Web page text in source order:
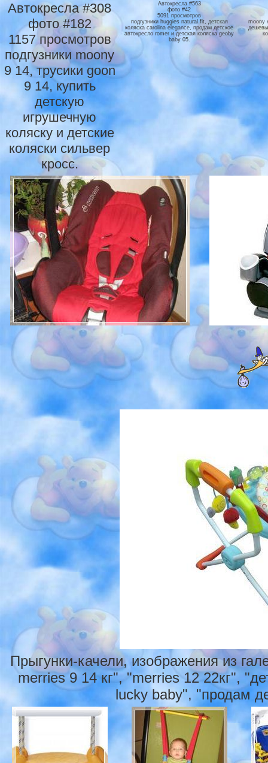
Автокресла #308
фото #182
1157 просмотров
подгузники moony
9 14, трусики goon
9 14, купить
детскую
игрушечную
коляску и детские
коляски сильвер
кросс.
Автокресла #563
фото #42
5091 просмотров
подгузники huggies natural fit, детская
коляска carolina elegance, продам детское
автокресло romer и детская коляска geoby
baby 05.
moony
Прыгунки-качели, изображения из
merries 9 14 кг", "merries 12 22кг",
lucky baby", "продам